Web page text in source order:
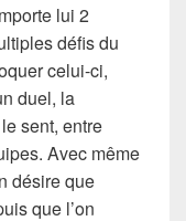
lui 2
défis du
celui-ci,
duel, la
sent, entre
Avec même
désire que
que l’on